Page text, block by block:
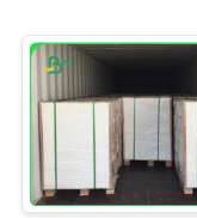
PRIVACY
POLICY